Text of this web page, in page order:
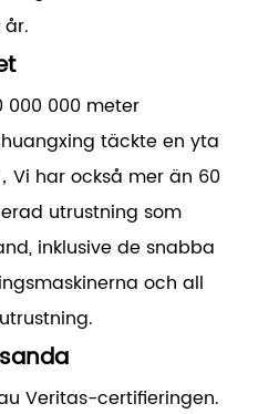
000 000 meter
täckte en yta
Vi har också mer än 60
utrustning som
inklusive de snabba
och all
Veritas-certifieringen.